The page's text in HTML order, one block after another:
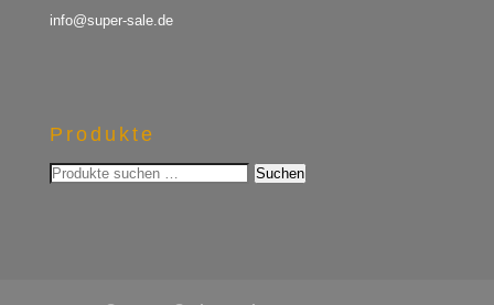
info@super-sale.de
Produkte
Suchen
nach:
Suchen